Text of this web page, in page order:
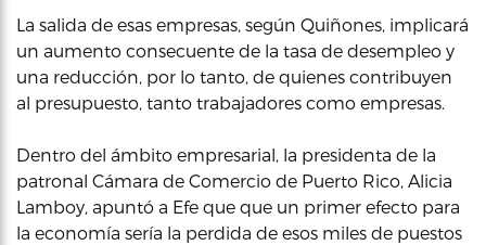
La salida de esas empresas, según Quiñones, implicará
un aumento consecuente de la tasa de desempleo y
una reducción, por lo tanto, de quienes contribuyen
al presupuesto, tanto trabajadores como empresas.
Dentro del ámbito empresarial, la presidenta de la
patronal Cámara de Comercio de Puerto Rico, Alicia
Lamboy, apuntó a Efe que que un primer efecto para
la economía sería la perdida de esos miles de puestos